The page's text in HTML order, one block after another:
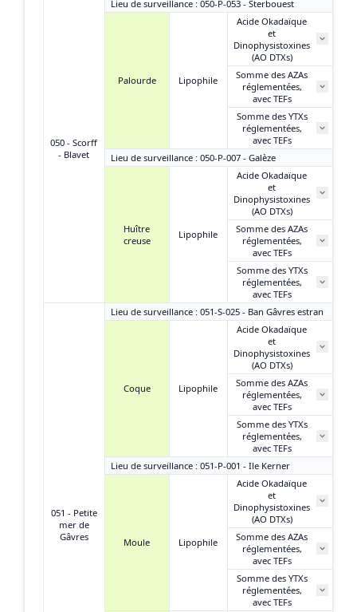
050 - Scorff
- Blavet
Lieu de surveillance : 050-P-053 - Sterbouest
Palourde Lipophile
Acide Okadaïque
et
Dinophysistoxines
(AO DTXs)
Somme des AZAs
réglementées,
avec TEFs
Somme des YTXs
réglementées,
avec TEFs
Lieu de surveillance : 050-P-007 - Galèze
Huître
creuse
Lipophile
Acide Okadaïque
et
Dinophysistoxines
(AO DTXs)
Somme des AZAs
réglementées,
avec TEFs
Somme des YTXs
réglementées,
avec TEFs
051 - Petite
mer de
Gâvres
Lieu de surveillance : 051-S-025 - Ban Gâvres estran
Coque Lipophile
Acide Okadaïque
et
Dinophysistoxines
(AO DTXs)
Somme des AZAs
réglementées,
avec TEFs
Somme des YTXs
réglementées,
avec TEFs
Lieu de surveillance : 051-P-001 - Ile Kerner
Moule Lipophile
Acide Okadaïque
et
Dinophysistoxines
(AO DTXs)
Somme des AZAs
réglementées,
avec TEFs
Somme des YTXs
réglementées,
avec TEFs